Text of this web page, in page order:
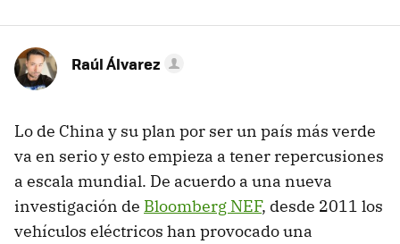
Raúl Álvarez
Lo de China y su plan por ser un país más verde
va en serio y esto empieza a tener repercusiones
a escala mundial. De acuerdo a una nueva
investigación de Bloomberg NEF, desde 2011 los
vehículos eléctricos han provocado una